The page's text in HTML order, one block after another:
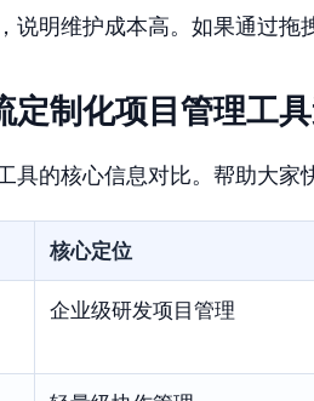
说明维护成本高。如果通过拖
定制化项目管理工
具的核心信息对比。帮助大家
核心定位
企业级研发项目管理